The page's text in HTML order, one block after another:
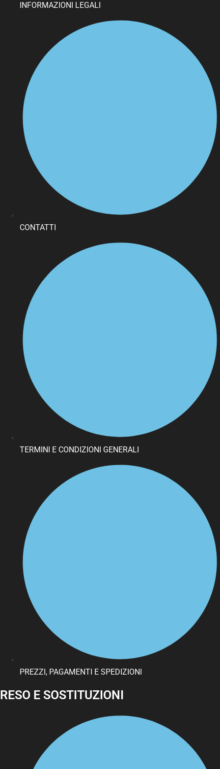
INFORMAZIONI LEGALI
CONTATTI
TERMINI E CONDIZIONI GENERALI
PREZZI, PAGAMENTI E SPEDIZIONI
RESO E SOSTITUZIONI